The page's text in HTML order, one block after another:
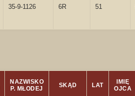
35-9-1126 6R 51
NAZWISKO
P. MŁODEJ
SKĄD LAT
IMIĘ
OJCA